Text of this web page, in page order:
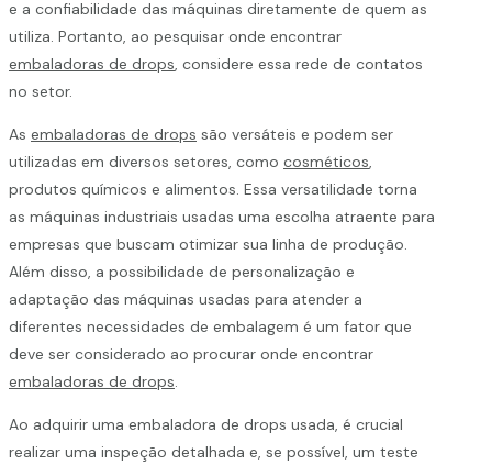
e a confiabilidade das máquinas diretamente de quem as
utiliza. Portanto, ao pesquisar onde encontrar
embaladoras de drops , considere essa rede de contatos
no setor.
As embaladoras de drops são versáteis e podem ser
utilizadas em diversos setores, como cosméticos
produtos químicos e alimentos. Essa versatilidade torna
as máquinas industriais usadas uma escolha atraente para
empresas que buscam otimizar sua linha de produção.
Além disso, a possibilidade de personalização e
adaptação das máquinas usadas para atender a
diferentes necessidades de embalagem é um fator que
deve ser considerado ao procurar onde encontrar
embaladoras de drops
Ao adquirir uma embaladora de drops usada, é crucial
realizar uma inspeção detalhada e, se possível, um teste